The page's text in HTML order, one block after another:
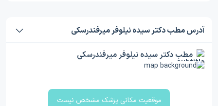
آدرس مطب دکتر سیده نیلوفر میرفندرسکی
مطب دکتر سیده نیلوفر میرفندرسکی
موقعیت مکانی پزشک مشخص نیست